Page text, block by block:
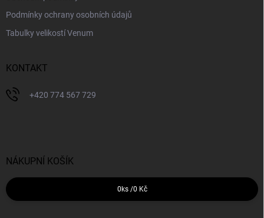
Podmínky ochrany osobních údajů
Tabulky velikostí Venum
KONTAKT
+420 774 567 729
NÁKUPNÍ KOŠÍK
0 ks /0 Kč